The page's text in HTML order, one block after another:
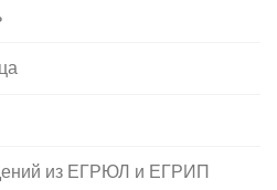
из ЕГРЮЛ и ЕГРИП